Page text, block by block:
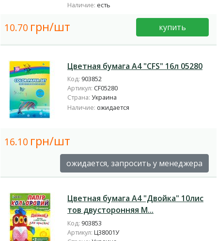
Наличие: есть
10.70 грн/шт купить
Цветная бумага А4 "CFS" 16л 05280
Код: 903852
Артикул: CF05280
Страна: Украина
Наличие: ожидается
16.10 грн/шт
ожидается, запросить у менеджера
Цветная бумага А4 "Двойка" 10лис
тов двусторонняя М...
Код: 903853
Артикул: Ц38001У